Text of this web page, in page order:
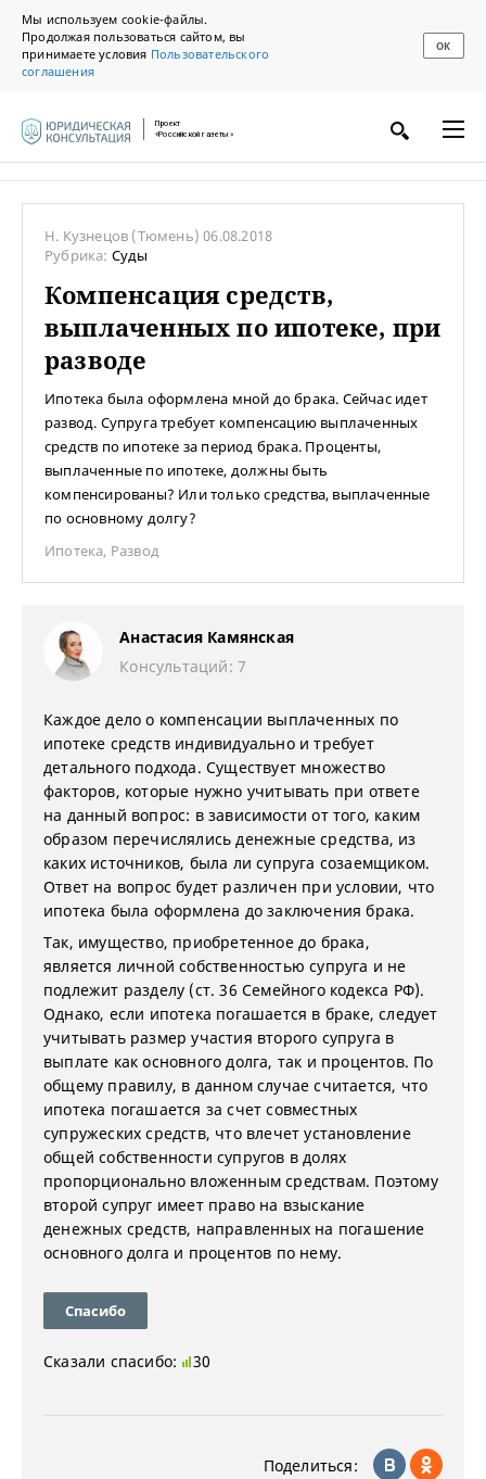
Мы используем cookie-файлы.
Продолжая пользоваться сайтом, вы
принимаете условия Пользовательского
соглашения
ОК
Проект
«Российской газеты»
Н. Кузнецов (Тюмень)06.08.2018
Рубрика: Суды
Компенсация средств,
выплаченных по ипотеке, при
разводе
Ипотека была оформлена мной до брака. Сейчас идет
развод. Супруга требует компенсацию выплаченных
средств по ипотеке за период брака. Проценты,
выплаченные по ипотеке, должны быть
компенсированы? Или только средства, выплаченные
по основному долгу?
Ипотека, Развод
Анастасия Камянская
Консультаций: 7
Каждое дело о компенсации выплаченных по
ипотеке средств индивидуально и требует
детального подхода. Существует множество
факторов, которые нужно учитывать при ответе
на данный вопрос: в зависимости от того, каким
образом перечислялись денежные средства, из
каких источников, была ли супруга созаемщиком.
Ответ на вопрос будет различен при условии, что
ипотека была оформлена до заключения брака.
Так, имущество, приобретенное до брака,
является личной собственностью супруга и не
подлежит разделу (ст. 36 Семейного кодекса РФ).
Однако, если ипотека погашается в браке, следует
учитывать размер участия второго супруга в
выплате как основного долга, так и процентов. По
общему правилу, в данном случае считается, что
ипотека погашается за счет совместных
супружеских средств, что влечет установление
общей собственности супругов в долях
пропорционально вложенным средствам. Поэтому
второй супруг имеет право на взыскание
денежных средств, направленных на погашение
основного долга и процентов по нему.
Спасибо
Сказали спасибо: 30
Поделиться: